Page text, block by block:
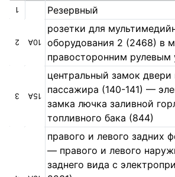
1 Резервный
2 10A
розетки для
оборудования 2 (2468) в
правосторонним рулевым
3 15A
центральный замок двери
пассажира (140-141) —
замка лючка заливной
топливного бака (844)
правого и левого задних
— правого и левого
заднего вида с